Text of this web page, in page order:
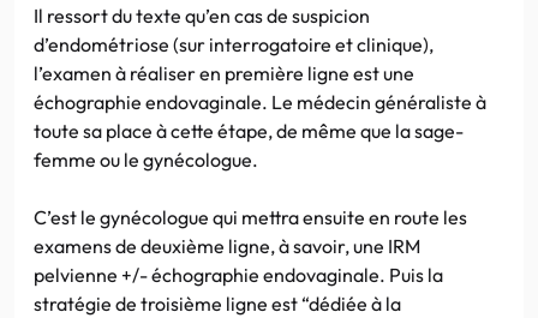
Il ressort du texte qu’en cas de suspicion
d’endométriose (sur interrogatoire et clinique),
l’examen à réaliser en première ligne est une
échographie endovaginale. Le médecin généraliste à
toute sa place à cette étape, de même que la sage-
femme ou le gynécologue.
C’est le gynécologue qui mettra ensuite en route les
examens de deuxième ligne, à savoir, une IRM
pelvienne +/- échographie endovaginale. Puis la
stratégie de troisième ligne est “dédiée à la